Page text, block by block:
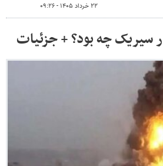
۲۲ خرداد ۱۴۰۵ - ۰۹:۲۶
سیریک چه بود؟ + جزئیات